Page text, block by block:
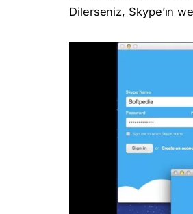
Dilerseniz, Skype’ın